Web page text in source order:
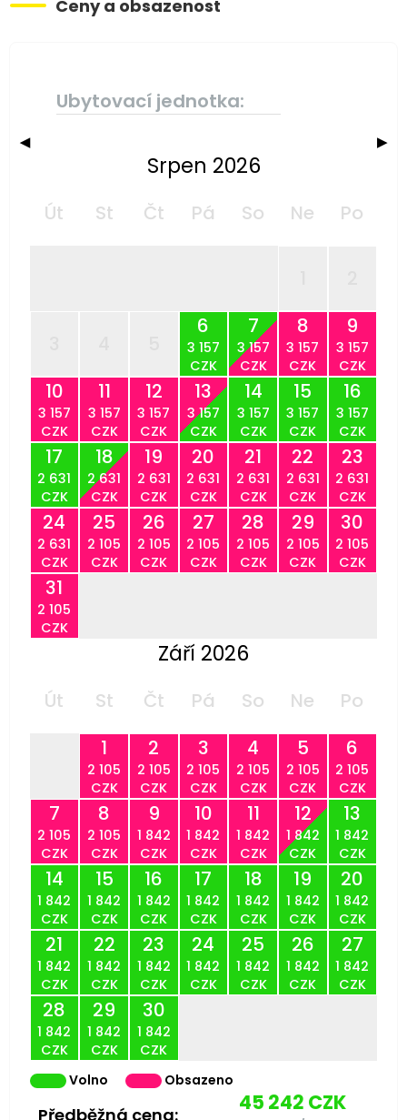
Ceny a obsazenost
Ubytovací jednotka:
◀ ▶
Srpen 2026
Út St Čt Pá So Ne Po
6
3 157
CZK
7
3 157
CZK
8
3 157
CZK
9
3 157
CZK
10
3 157
CZK
11
3 157
CZK
12
3 157
CZK
13
3 157
CZK
14
3 157
CZK
15
3 157
CZK
16
3 157
CZK
17
2 631
CZK
18
2 631
CZK
19
2 631
CZK
20
2 631
CZK
21
2 631
CZK
22
2 631
CZK
23
2 631
CZK
24
2 631
CZK
25
2 105
CZK
26
2 105
CZK
27
2 105
CZK
28
2 105
CZK
29
2 105
CZK
30
2 105
CZK
31
2 105
CZK
Září 2026
Út St Čt Pá So Ne
Po
1
2 105
CZK
2
2 105
CZK
3
2 105
CZK
4
2 105
CZK
5
2 105
CZK
6
2 105
CZK
7
2 105
CZK
8
2 105
CZK
9
1 842
CZK
10
1 842
CZK
11
1 842
CZK
12
1 842
CZK
13
1 842
CZK
14
1 842
CZK
15
1 842
CZK
16
1 842
CZK
17
1 842
CZK
18
1 842
CZK
19
1 842
CZK
20
1 842
CZK
21
1 842
CZK
22
1 842
CZK
23
1 842
CZK
24
1 842
CZK
25
1 842
CZK
26
1 842
CZK
27
1 842
CZK
28
1 842
CZK
29
1 842
CZK
30
1 842
CZK
Volno
Obsazeno
Předběžná cena: 45 242 CZK